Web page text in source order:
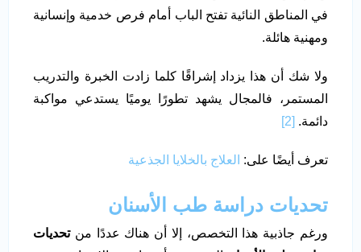
في المناطق النائية تفتح الباب أمام فرص خدمية وإنسانية
ومهنية هائلة.
ولا شك أن هذا يزداد إشراقًا كلما زادت الخبرة والتدريب
المستمر، فالمجال يشهد تطورًا يوميًا يستدعي مواكبة
دائمة. [2]
تعرف أيضًا على: العلاج بالخلايا الجذعية
تحديات دراسة طب الأسنان
ورغم جاذبية هذا التخصص، إلا أن هناك عددًا منتحديات